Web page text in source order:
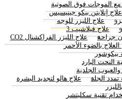
الموجات فوق الصوتية
علاج إنلايتن بيكو جينيسيس
علاج الليزر للوجه
علاج فيلاشيب 3
جراحة
علاج الليزر الفراكشنال CO2
العلاج بالضوء الأحمر
بيكوشور
النحت البارد
الجلدية
تمدد الجلد
علاج هالو لتجديد البشرة
تقنية سكلبتشر